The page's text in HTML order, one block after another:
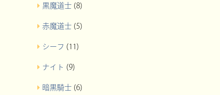
黒魔道士 (8)
赤魔道士 (5)
シーフ (11)
ナイト (9)
暗黒騎士 (6)